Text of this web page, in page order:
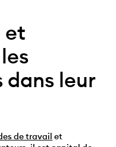
et
leur
de travail et